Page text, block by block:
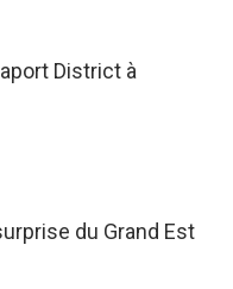
District à
du Grand Est